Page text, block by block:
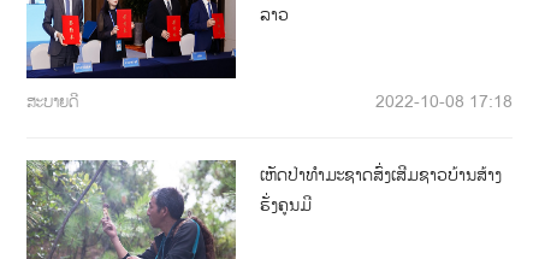
ລາວ
ສະບາຍດີ 2022-10-08 17:18
ເຫັດປ່າທໍາມະຊາດສົ່ງເສີມຊາວບ້ານສ້າງ
ຮັ່ງຄູນມີ